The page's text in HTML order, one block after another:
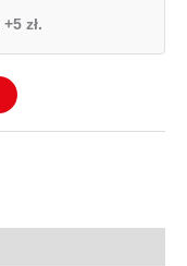
+5 zł.